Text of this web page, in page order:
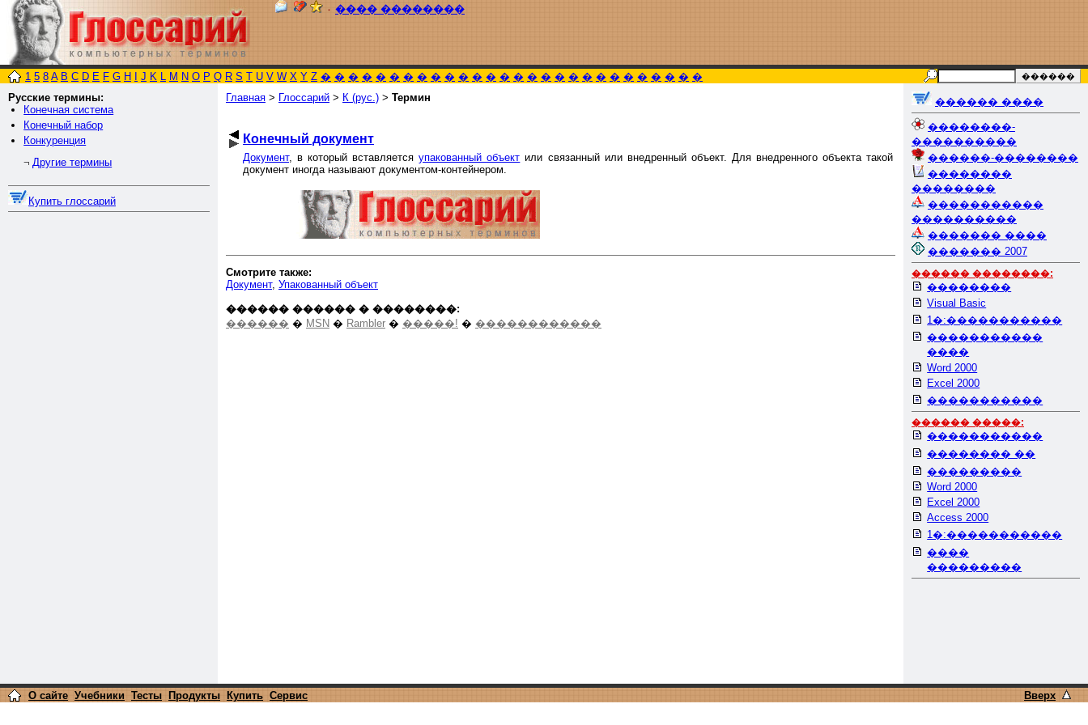
٠ ���� ��������
1 5 8 A B C D E F G H J K L M N O P Q R S T U V W X Y Z � � � � � � � � � � � � � � � � � � � � � � � � � � � �
Русские термины:
Конечная система
Конечный набор
Конкуренция
¬ Другие термины
Купить глоссарий
Главная > Глоссарий > К (рус.) > Термин
Конечный документ
Документ, в который вставляетсяупакованный объект или связанный или внедренный объект. Для внедренного объекта такой
документ иногда называют документом-контейнером.
Смотрите также:
Документ, Упакованный объект
������ ������ � ��������:
������ � MSN � Rambler � �����! � ������������
������ ����
��������-
����������
������-��������
��������
��������
�����������
����������
������� ����
������� 2007
������ ��������:
��������
Visual Basic
1�:�����������
�����������
����
Word 2000
Excel 2000
�����������
������ �����:
�����������
�������� ��
���������
Word 2000
Excel 2000
Access 2000
1�:�����������
����
���������
О сайте Учебники Тесты Продукты Купить Сервис Вверх